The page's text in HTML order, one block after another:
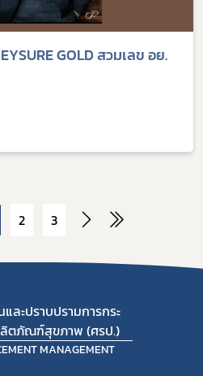
GOLD สวมเลข อย.
2 3
ละปราบปรามการกระ
ตภัณฑ์สุขภาพ (ศรป.)
MANAGEMENT